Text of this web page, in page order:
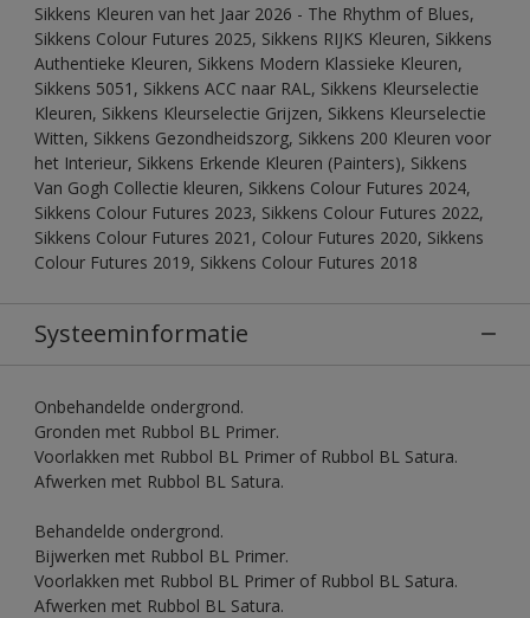
Sikkens Kleuren van het Jaar 2026 - The Rhythm of Blues,
Sikkens Colour Futures 2025, Sikkens RIJKS Kleuren, Sikkens
Authentieke Kleuren, Sikkens Modern Klassieke Kleuren,
Sikkens 5051, Sikkens ACC naar RAL, Sikkens Kleurselectie
Kleuren, Sikkens Kleurselectie Grijzen, Sikkens Kleurselectie
Witten, Sikkens Gezondheidszorg, Sikkens 200 Kleuren voor
het Interieur, Sikkens Erkende Kleuren (Painters), Sikkens
Van Gogh Collectie kleuren, Sikkens Colour Futures 2024,
Sikkens Colour Futures 2023, Sikkens Colour Futures 2022,
Sikkens Colour Futures 2021, Colour Futures 2020, Sikkens
Colour Futures 2019, Sikkens Colour Futures 2018
Systeeminformatie
Onbehandelde ondergrond.
Gronden met Rubbol BL Primer.
Voorlakken met Rubbol BL Primer of Rubbol BL Satura.
Afwerken met Rubbol BL Satura.
Behandelde ondergrond.
Bijwerken met Rubbol BL Primer.
Voorlakken met Rubbol BL Primer of Rubbol BL Satura.
Afwerken met Rubbol BL Satura.